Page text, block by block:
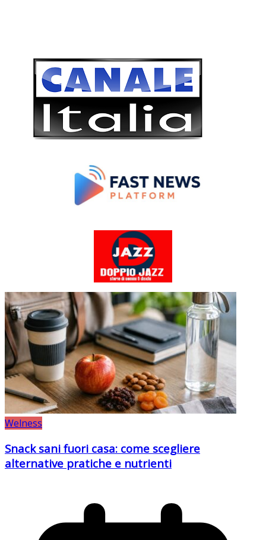
Welness
Snack sani fuori casa: come scegliere
alternative pratiche e nutrienti